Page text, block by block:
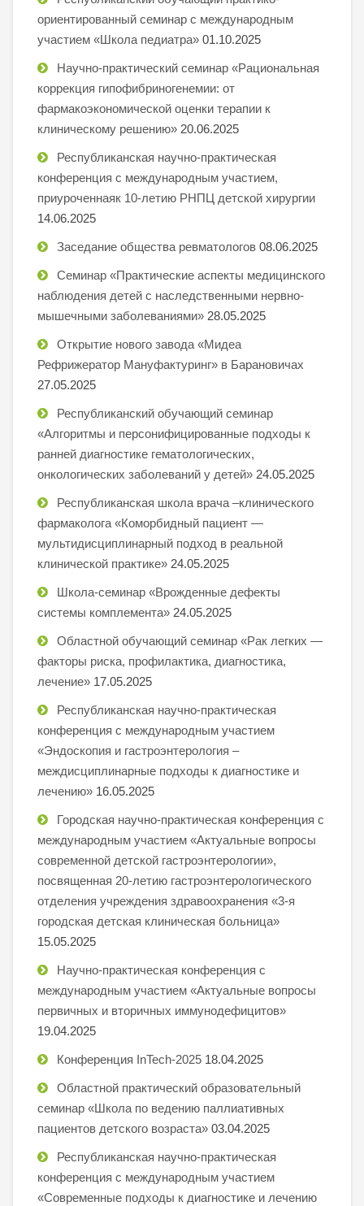
ориентированный семинар с международным
участием «Школа педиатра» 01.10.2025
Научно-практический семинар «Рациональная
коррекция гипофибриногенемии: от
фармакоэкономической оценки терапии к
клиническому решению» 20.06.2025
Республиканская научно-практическая
конференция с международным участием,
приуроченнаяк 10-летию РНПЦ детской хирургии
14.06.2025
Заседание общества ревматологов 08.06.2025
Семинар «Практические аспекты медицинского
наблюдения детей с наследственными нервно-
мышечными заболеваниями» 28.05.2025
Открытие нового завода «Мидеа
Рефрижератор Мануфактуринг» в Барановичах
27.05.2025
Республиканский обучающий семинар
«Алгоритмы и персонифицированные подходы к
ранней диагностике гематологических,
онкологических заболеваний у детей» 24.05.2025
Республиканская школа врача –клинического
фармаколога «Коморбидный пациент —
мультидисциплинарный подход в реальной
клинической практике» 24.05.2025
Школа-семинар «Врожденные дефекты
системы комплемента» 24.05.2025
Областной обучающий семинар «Рак легких —
факторы риска, профилактика, диагностика,
лечение» 17.05.2025
Республиканская научно-практическая
конференция с международным участием
«Эндоскопия и гастроэнтерология –
междисциплинарные подходы к диагностике и
лечению» 16.05.2025
Городская научно-практическая конференция с
международным участием «Актуальные вопросы
современной детской гастроэнтерологии»,
посвященная 20-летию гастроэнтерологического
отделения учреждения здравоохранения «3-я
городская детская клиническая больница»
15.05.2025
Научно-практическая конференция с
международным участием «Актуальные вопросы
первичных и вторичных иммунодефицитов»
19.04.2025
Конференция InTech-2025 18.04.2025
Областной практический образовательный
семинар «Школа по ведению паллиативных
пациентов детского возраста» 03.04.2025
Республиканская научно-практическая
конференция с международным участием
«Современные подходы к диагностике и лечению